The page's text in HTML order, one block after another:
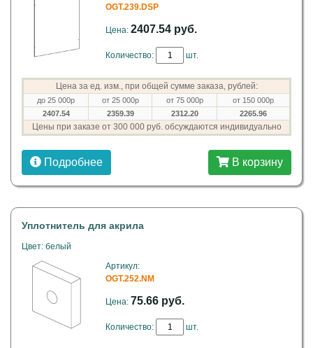
OGT.239.DSP
Цена: 2407.54 руб.
Количество: шт.
Цена за ед. изм., при общей сумме заказа, рублей:
до 25 000р от 25 000р от 75 000р
от 150 000р
2407.54
2359.39 2312.20 2265.96
Цены при заказе от 300 000 руб. обсуждаются индивидуально
Подробнее В корзину
Уплотнитель для акрила
Цвет: белый
Артикул:
OGT.252.NM
Цена: 75.66 руб.
Количество: шт.